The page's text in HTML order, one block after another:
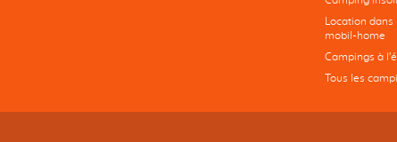
Location
mobil-home
Campings à
Tous les